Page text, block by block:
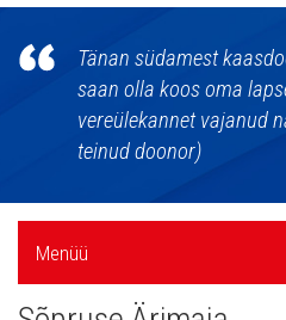
Põhja-
Eesti
Verekeskus
Tänan südamest
saan olla koos oma
vereülekannet vajanud
teinud doonor)
Külgpaani
navigatsioon
Menüü